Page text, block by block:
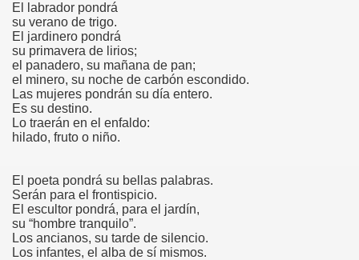
El labrador pondrá
su verano de trigo.
El jardinero pondrá
su primavera de lirios;
el panadero, su mañana de pan;
el minero, su noche de carbón escondido.
Las mujeres pondrán su día entero.
Es su destino.
Lo traerán en el enfaldo:
hilado, fruto o niño.
El poeta pondrá su bellas palabras.
Serán para el frontispicio.
El escultor pondrá, para el jardín,
su “hombre tranquilo”.
Los ancianos, su tarde de silencio.
Los infantes, el alba de sí mismos.